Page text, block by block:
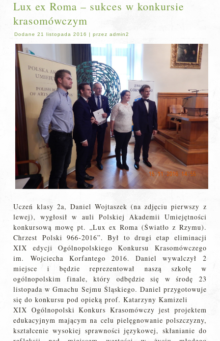
Lux ex Roma – sukces w konkursie
krasomówczym
Dodane 21 listopada 2016 |przez admin2
Uczeń klasy 2a, Daniel Wojtaszek (na zdjęciu pierwszy z
lewej), wygłosił w auli Polskiej Akademii Umiejętności
konkursową mowę pt. „Lux ex Roma (Światło z Rzymu).
Chrzest Polski 966-2016”. Był to drugi etap eliminacji
XIX edycji Ogólnopolskiego Konkursu Krasomówczego
im. Wojciecha Korfantego 2016. Daniel wywalczył 2
miejsce i będzie reprezentował naszą szkołę w
ogólnopolskim finale, który odbędzie się w środę 23
listopada w Gmachu Sejmu Śląskiego. Daniel przygotowuje
się do konkursu pod opieką prof. Katarzyny Kamizeli
XIX Ogólnopolski Konkurs Krasomówczy jest projektem
edukacyjnym mającym na celu pielęgnowanie polszczyzny,
kształcenie wysokiej sprawności językowej, skłanianie do